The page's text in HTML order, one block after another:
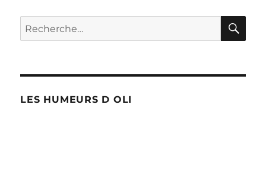
Recherche
pour :
LES HUMEURS D OLI